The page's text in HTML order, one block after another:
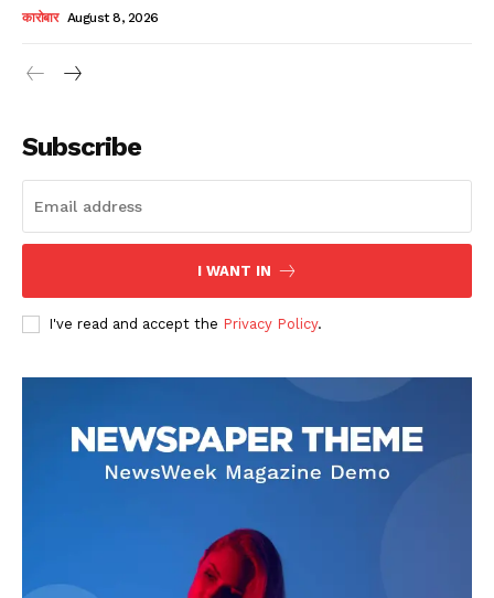
Contact us
कारोबार August 8, 2026
Subscribe
I WANT IN
I've read and accept the Privacy Policy.